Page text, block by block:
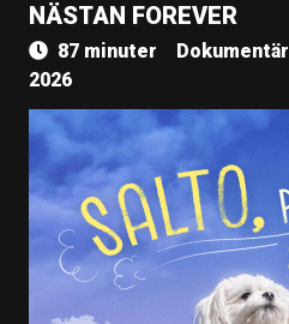
NÄSTAN FOREVER
87 minuter Dokumentär
2026